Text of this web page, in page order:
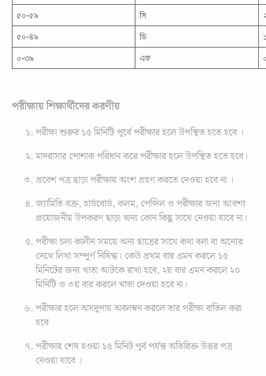
৫০-৫৯ সি
৫০-৪৯ ডি
০-৩৯ এফ
পরীক্ষায় শিক্ষার্থীদের করণীয়
পরীক্ষা শুরুর ১৫ মিনিটি পূর্বে পরীক্ষার হলে উপস্থিত হতে হবে ।
মাদরাসার পোশাক পরিধান করে পরীক্ষার হলে উপস্থিত হতে হবে।
প্রবেশ পত্র ছাড়া পরীক্ষায় অংশ গ্রহণ করতে দেওয়া হবে না ।
জ্যামিতি বক্র, হার্ডবোর্ড, কলম, পেন্সিল ও পরীক্ষার জন্য আবশ্য
প্রয়োজনীয় উপকরণ ছাড়া অন্য কোন কিছু সাথে নেওয়া যাবে না।
পরীক্ষা চলা কালীন সময়ে অন্য ছাত্রের সাথে কথা বলা বা অন্যের
দেখে লিখা সম্পূর্ণ নিষিদ্ধ। কেউ প্রথম বার এমন করলে ১৫
মিনিটের জন্য খাতা আটকে রাখা হবে, ২য় বার এমন করলে ২০
মিনিটি ও ৩য় বার করলে খাতা দেওয়া হবে না।
পরীক্ষার হলে অসদুপায় অবলম্বন করলে তার পরীক্ষা বাতিল করা
হবে
পরীক্ষার শেষ হওয়া ১৫ মিনিট পূর্ব পর্যন্ত অতিরিক্ত উত্তর পত্র
নেওয়া যাবে ।